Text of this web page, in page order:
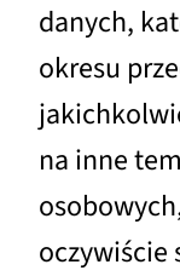
danych,
okresu
na inne
oczywiście